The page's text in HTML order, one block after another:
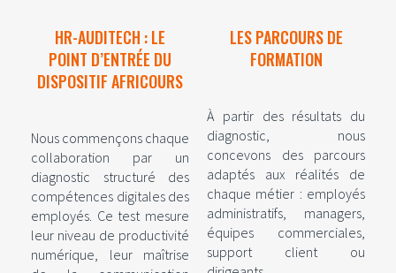
HR-AUDITECH : LE
POINT D’ENTRÉE DU
DISPOSITIF AFRICOURS
Nous commençons chaque
collaboration par un
diagnostic structuré des
compétences digitales des
employés. Ce test mesure
leur niveau de productivité
numérique, leur maîtrise
LES PARCOURS DE
FORMATION
À partir des résultats du
diagnostic, nous
concevons des parcours
adaptés aux réalités de
chaque métier : employés
administratifs, managers,
équipes commerciales,
support client ou